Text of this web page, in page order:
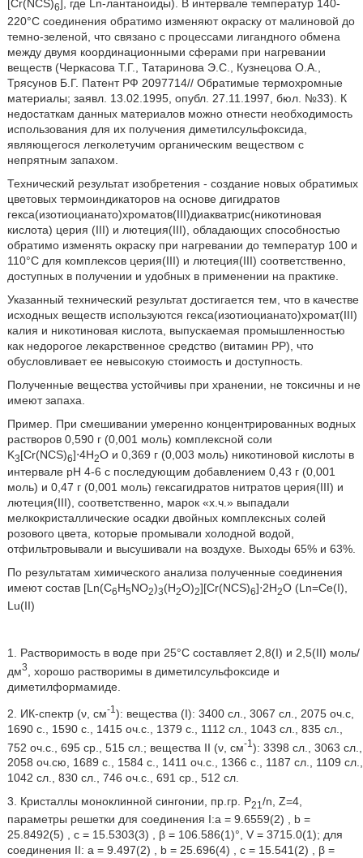
[Cr(NCS)6
], где Ln-лантаноиды). В интервале температур 140-
220°С соединения обратимо изменяют окраску от малиновой до
темно-зеленой, что связано с процессами лигандного обмена
между двумя координационными сферами при нагревании
веществ (Черкасова Т.Г., Татаринова Э.С., Кузнецова О.А.,
Трясунов Б.Г. Патент РФ 2097714// Обратимые термохромные
материалы; заявл. 13.02.1995, опубл. 27.11.1997, бюл. №33). К
недостаткам данных материалов можно отнести необходимость
использования для их получения диметилсульфоксида,
являющегося легколетучим органическим веществом с
непрятным запахом.
Технический результат изобретения - создание новых обратимых
цветовых термоиндикаторов на основе дигидратов
гекса(изотиоцианато)хроматов(III)диакватрис(никотиновая
кислота) церия (III) и лютеция(III), обладающих способностью
обратимо изменять окраску при нагревании до температур 100 и
110°С для комплексов церия(III) и лютеция(III) соответственно,
доступных в получении и удобных в применении на практике.
Указанный технический результат достигается тем, что в качестве
исходных веществ используются гекса(изотиоцианато)хромат(III)
калия и никотиновая кислота, выпускаемая промышленностью
как недорогое лекарственное средство (витамин РР), что
обусловливает ее невысокую стоимость и доступность.
Полученные вещества устойчивы при хранении, не токсичны и не
имеют запаха.
Пример. При смешивании умеренно концентрированных водных
растворов 0,590 г (0,001 моль) комплексной соли
K3[Cr(NCS)6]⋅4H2O и 0,369 г (0,003 моль) никотиновой кислоты в
интервале рН 4-6 с последующим добавлением 0,43 г (0,001
моль) и 0,47 г (0,001 моль) гексагидратов нитратов церия(III) и
лютеция(III), соответственно, марок «х.ч.» выпадали
мелкокристаллические осадки двойных комплексных солей
розового цвета, которые промывали холодной водой,
отфильтровывали и высушивали на воздухе. Выходы 65% и 63%.
По результатам химического анализа полученные соединения
имеют состав [Ln(C6H5NO2)3(H2O)2][Cr(NCS)6]⋅2H2O (Ln=Ce(I),
Lu(II)
1. Растворимость в воде при 25°С составляет 2,8(I) и 2,5(II) моль/
дм3
, хорошо растворимы в диметилсульфоксиде и
диметилформамиде.
2. ИК-спектр (ν, см-1 ): вещества (I): 3400 сл., 3067 сл., 2075 оч.с,
1690 с., 1590 с., 1415 оч.с., 1379 с., 1112 сл., 1043 сл., 835 сл.,
752 оч.с., 695 ср., 515 сл.; вещества II (ν, см-1 ): 3398 сл., 3063 сл.,
2058 оч.сю, 1689 с., 1584 с., 1411 оч.с., 1366 с., 1187 сл., 1109 сл.,
1042 сл., 830 сл., 746 оч.с., 691 ср., 512 сл.
3. Кристаллы моноклинной сингонии, пр.гр. Р21 /n, Z=4,
параметры решетки для соединения I:а = 9.6559(2)
, b =
25.8492(5)
, с = 15.5303(3) , β = 106.586(1)°, V = 3715.0(1); для
соединения II: а = 9.497(2)
, b = 25.696(4) , с = 15.541(2)
, β =